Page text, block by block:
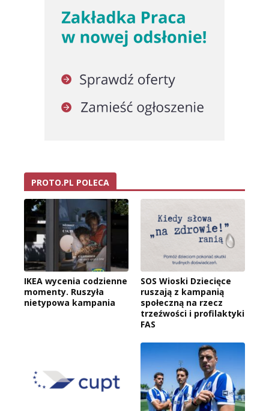
PROTO.PL POLECA
IKEA wycenia codzienne
momenty. Ruszyła
nietypowa kampania
SOS Wioski Dziecięce
ruszają z kampanią
społeczną na rzecz
trzeźwości i profilaktyki
FAS